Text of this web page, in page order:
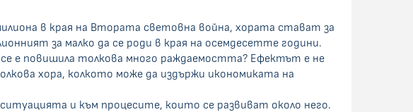
в края на Втората световна война, хората стават за
за малко да се роди в края на осемдесетте години.
е повишила толкова много раждаемостта? Ефектът е не
хора, колкото може да издържи икономиката на
и към процесите, които се развиват около него.